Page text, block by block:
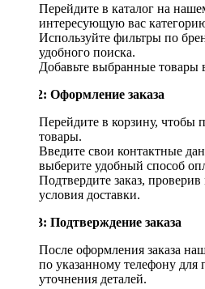
Перейдите в каталог на
интересующую вас
Используйте фильтры по
удобного поиска.
Добавьте выбранные товары
Шаг 2: Оформление заказа
Перейдите в корзину, чтобы
товары.
Введите свои контактные
выберите удобный способ
Подтвердите заказ,
условия доставки.
Шаг 3: Подтверждение заказа
После оформления заказа
по указанному телефону для
уточнения деталей.